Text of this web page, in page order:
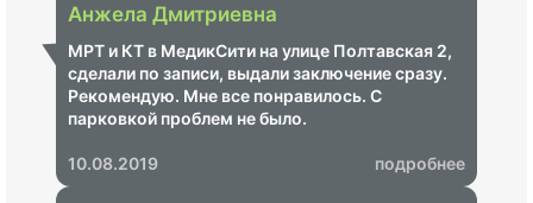
Анжела Дмитриевна
МРТ и КТ в МедикСити на улице Полтавская 2,
сделали по записи, выдали заключение сразу.
Рекомендую. Мне все понравилось. С
парковкой проблем не было.
10.08.2019 подробнее